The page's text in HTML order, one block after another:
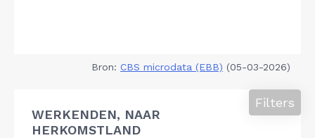
Bron: CBS microdata (EBB) (05-03-2026)
WERKENDEN, NAAR
HERKOMSTLAND
Filters